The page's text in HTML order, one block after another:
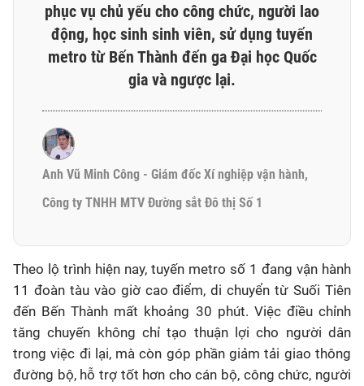
phục vụ chủ yếu cho công chức, người lao
động, học sinh sinh viên, sử dụng tuyến
metro từ Bến Thành đến ga Đại học Quốc
gia và ngược lại.
Anh Vũ Minh Công - Giám đốc Xí nghiệp vận hành,
Công ty TNHH MTV Đường sắt Đô thị Số 1
Theo lộ trình hiện nay, tuyến metro số 1 đang vận hành
11 đoàn tàu vào giờ cao điểm, di chuyển từ Suối Tiên
đến Bến Thành mất khoảng 30 phút. Việc điều chỉnh
tăng chuyến không chỉ tạo thuận lợi cho người dân
trong việc đi lại, mà còn góp phần giảm tải giao thông
đường bộ, hỗ trợ tốt hơn cho cán bộ, công chức, người